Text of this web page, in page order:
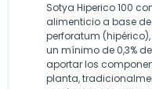
Sotya Hiperico 100
alimenticio a base
perforatum
un mínimo de 0,3%
aportar los
planta,